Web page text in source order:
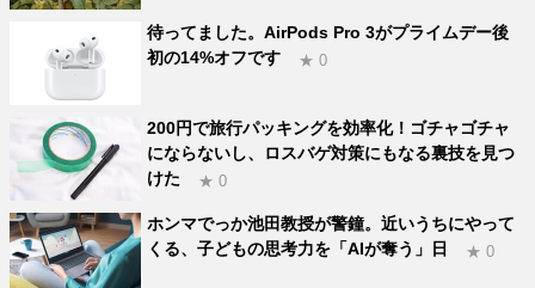
待ってました。AirPods Pro 3がプライムデー後
初の14%オフです
★ 0
200円で旅行パッキングを効率化！ゴチャゴチャ
にならないし、ロスバゲ対策にもなる裏技を見つ
けた
★ 0
ホンマでっか池田教授が警鐘。近いうちにやって
くる、子どもの思考力を「AIが奪う」日
★ 0